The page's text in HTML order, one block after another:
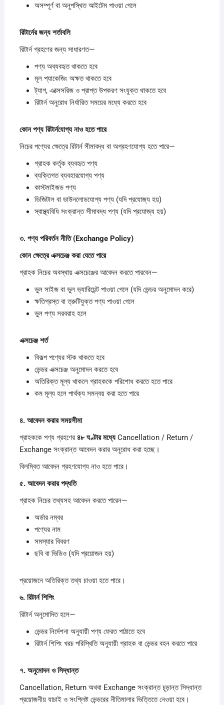
অসম্পূর্ণ বা অনুপস্থিত আইটেম পাওয়া গেলে
রিটার্নেরজন্যশর্তাবলি
রিটার্ন গ্রহণের জন্য সাধারণত—
পণ্য অব্যবহৃত থাকতে হবে
মূল প্যাকেজিং অক্ষত থাকতে হবে
ট্যাগ, এক্সেসরিজ ও প্রাপ্ত উপকরণ সংযুক্ত থাকতে হবে
রিটার্ন অনুরোধ নির্ধারিত সময়ের মধ্যে করতে হবে
কোনপণ্যরিটার্নযোগ্যনাওহতেপারে
নিচের পণ্যের ক্ষেত্রে রিটার্ন সীমাবদ্ধ বা অগ্রহণযোগ্য হতে পারে—
গ্রাহক কর্তৃক ব্যবহৃত পণ্য
ব্যক্তিগত ব্যবহারযোগ্য পণ্য
কাস্টমাইজড পণ্য
ডিজিটাল বা ডাউনলোডযোগ্য পণ্য (যদি প্রযোজ্য হয়)
স্বাস্থ্যবিধি সংক্রান্ত সীমাবদ্ধ পণ্য (যদি প্রযোজ্য হয়)
৩. পণ্যপরিবর্তননীতি (Exchange Policy)
কোনক্ষেত্রেএক্সচেঞ্জ করাযেতেপারে
গ্রাহক নিচের অবস্থায় এক্সচেঞ্জের আবেদন করতে পারবেন—
ভুল সাইজ বা ভুল ভ্যারিয়েন্ট পাওয়া গেলে (যদি ভেন্ডর অনুমোদন করে)
ক্ষতিগ্রস্ত বা ত্রুটিযুক্ত পণ্য পাওয়া গেলে
ভুল পণ্য সরবরাহ হলে
এক্সচেঞ্জ শর্ত
বিকল্প পণ্যের স্টক থাকতে হবে
ভেন্ডর এক্সচেঞ্জ অনুমোদন করতে হবে
অতিরিক্ত মূল্য থাকলে গ্রাহককে পরিশোধ করতে হতে পারে
কম মূল্য হলে পার্থক্য সমন্বয় করা হতে পারে
৪. আবেদনকরারসময়সীমা
গ্রাহককে পণ্য গ্রহণের ৪৮ঘণ্টারমধ্যেCancellation / Return /
Exchange সংক্রান্ত আবেদন করার অনুরোধ করা হচ্ছে।
বিলম্বিত আবেদন গ্রহণযোগ্য নাও হতে পারে।
৫. আবেদনকরারপদ্ধতি
গ্রাহক নিচের তথ্যসহ আবেদন করতে পারেন—
অর্ডার নম্বর
পণ্যের নাম
সমস্যার বিবরণ
ছবি বা ভিডিও (যদি প্রয়োজন হয়)
প্রয়োজনে অতিরিক্ত তথ্য চাওয়া হতে পারে।
৬. রিটার্নশিপিং
রিটার্ন অনুমোদিত হলে—
ভেন্ডর নির্দেশনা অনুযায়ী পণ্য ফেরত পাঠাতে হবে
রিটার্ন শিপিং খরচ পরিস্থিতি অনুযায়ী গ্রাহক বা ভেন্ডর বহন করতে পারে
৭. অনুমোদনওসিদ্ধান্ত
Cancellation, Return অথবা Exchange সংক্রান্ত চূড়ান্ত সিদ্ধান্ত
প্রয়োজনীয় যাচাই ও সংশ্লিষ্ট ভেন্ডরের নীতিমালার ভিত্তিতে নেওয়া হবে।